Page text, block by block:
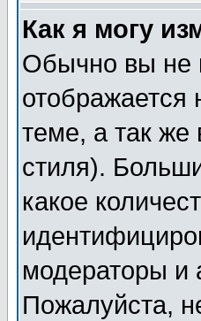
Как я могу
Обычно вы не
теме, а так же
стиля).
какое
модераторы и
Пожалуйста,